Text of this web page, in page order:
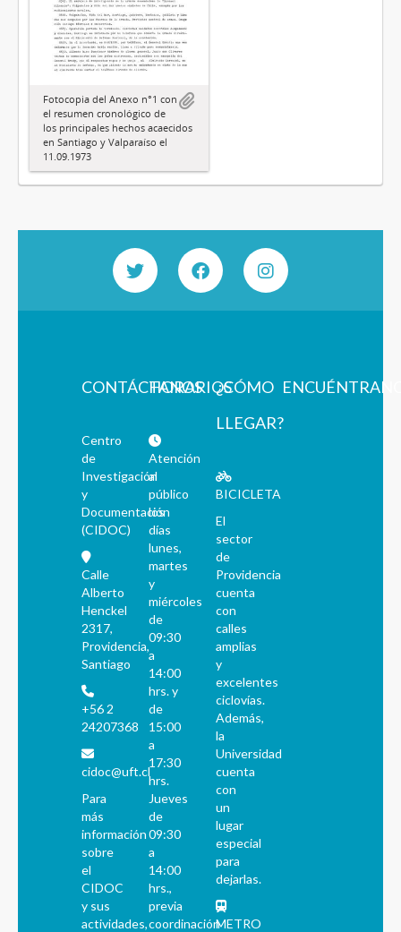
Fotocopia del Anexo n°1 con
el resumen cronológico de
los principales hechos acaecidos
en Santiago y Valparaíso el
11.09.1973
CONTÁCTANOS
Centro
de
Investigación
y
Documentación
(CIDOC)
Calle
Alberto
Henckel
2317,
Providencia,
Santiago
+56 2
24207368
cidoc@uft.cl
Para
más
información
sobre
el
CIDOC
y sus
actividades,
HORARIOS
Atención
al
público
los
días
lunes,
martes
y
miércoles
de
09:30
a
14:00
hrs. y
de
15:00
a
17:30
hrs.
Jueves
de
09:30
a
14:00
hrs.,
previa
coordinación
¿CÓMO
LLEGAR?
BICICLETA
El
sector
de
Providencia
cuenta
con
calles
amplias
y
excelentes
ciclovías.
Además,
la
Universidad
cuenta
con
un
lugar
especial
para
dejarlas.
METRO